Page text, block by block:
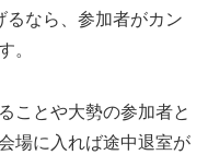
るなら、参加者がカン
。
ことや大勢の参加者と
場に入れば途中退室が